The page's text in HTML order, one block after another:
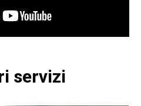
servizi